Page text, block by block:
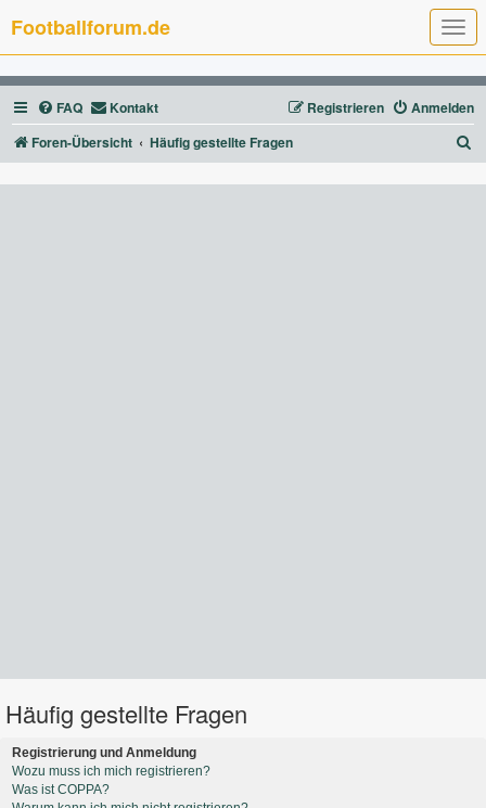
T
o
g
g
l
e
n
a
g
Footballforum.de
FAQ Kontakt Anmelden
Registrieren
Foren-Übersicht
Häufig gestellte Fragen
u
Häufig gestellte Fragen
Registrierung und Anmeldung
Wozu muss ich mich registrieren?
Was ist COPPA?